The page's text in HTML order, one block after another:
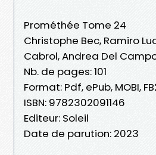
Prométhée Tome 24
Christophe Bec, Ramiro
Cabrol, Andrea Del
Nb. de pages: 101
Format: Pdf, ePub, MOBI,
ISBN: 9782302091146
Editeur: Soleil
Date de parution: 2023